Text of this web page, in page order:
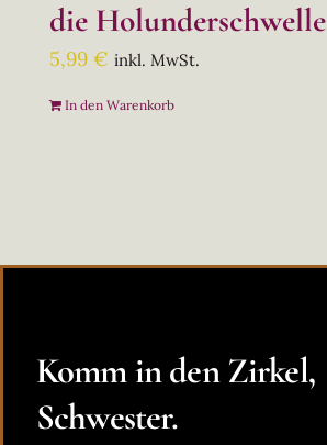
die Holunderschwelle
5,99 € inkl. MwSt.
In den Warenkorb
Komm in den Zirkel,
Schwester.